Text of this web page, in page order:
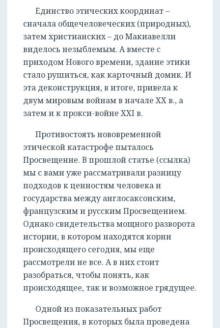
Единство этических координат –
сначала общечеловеческих (природных),
затем христианских – до Макиавелли
виделось незыблемым. А вместе с
приходом Нового времени, здание этики
стало рушиться, как карточный домик. И
эта деконструкция, в итоге, привела к
двум мировым войнам в начале XX в., а
затем и к прокси-войне XXI в.
Противостоять нововременной
этической катастрофе пыталось
Просвещение. В прошлой статье (ссылка)
мы с вами уже рассматривали разницу
подходов к ценностям человека и
государства между англосаксонским,
французским и русским Просвещением.
Однако свидетельства мощного разворота
истории, в котором находятся корни
происходящего сегодня, мы еще
рассмотрели не все. А в них стоит
разобраться, чтобы понять, как
происходящее, так и возможное грядущее.
Одной из показательных работ
Просвещения, в которых была проведена